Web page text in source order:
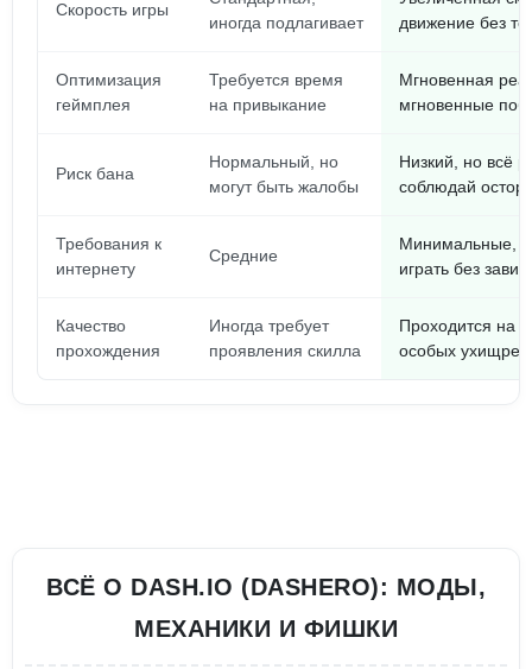
Скорость игры
иногда подлагивает
движение без
Оптимизация
геймплея
Требуется время
на привыкание
Мгновенная
мгновенные
Риск бана
Нормальный, но
могут быть жалобы
Низкий, но всё
соблюдай
Требования к
интернету
Средние
Минимальные,
играть без
Качество
прохождения
Иногда требует
проявления скилла
Проходится на
особых
ВСЁ О DASH.IO (DASHERO): МОДЫ,
МЕХАНИКИ И ФИШКИ